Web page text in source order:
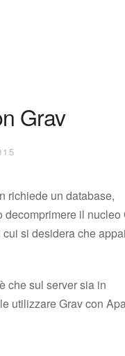
Grav
richiede un database,
il nucleo
si desidera che
che sul server sia in
utilizzare Grav con